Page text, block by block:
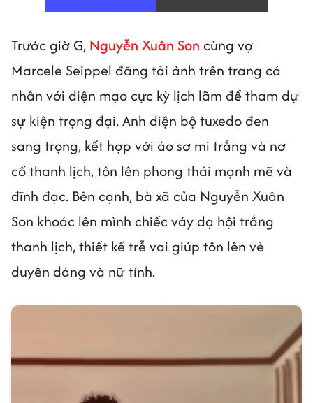
Trước giờ G, Nguyễn Xuân Son cùng vợ
Marcele Seippel đăng tải ảnh trên trang cá
nhân với diện mạo cực kỳ lịch lãm để tham dự
sự kiện trọng đại. Anh diện bộ tuxedo đen
sang trọng, kết hợp với áo sơ mi trắng và nơ
cổ thanh lịch, tôn lên phong thái mạnh mẽ và
đĩnh đạc. Bên cạnh, bà xã của Nguyễn Xuân
Son khoác lên mình chiếc váy dạ hội trắng
thanh lịch, thiết kế trễ vai giúp tôn lên vẻ
duyên dáng và nữ tính.